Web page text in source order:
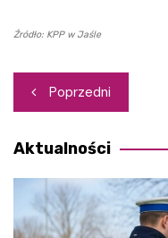
Źródło: KPP w Jaśle
Nawigacja
wpisu
Poprzedni
Aktualności